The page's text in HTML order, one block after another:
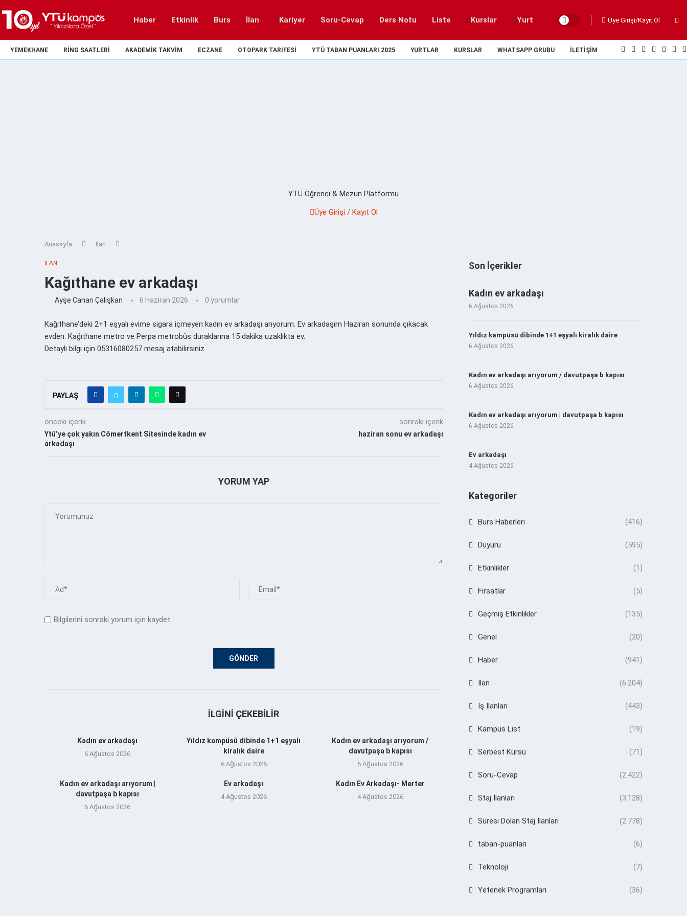
Haber Etkinlik Burs İlan Kariyer Soru-Cevap Ders Notu Liste Kurslar Yurt Üye Girişi/Kayıt Ol
YEMEKHANE RING SAATLERI AKADEMIK TAKVIM ECZANE OTOPARK TARIFESI YTÜ TABAN PUANLARI 2025 YURTLAR KURSLAR WHATSAPP GRUBU İLETIŞIM
YTÜ Öğrenci & Mezun Platformu
Üye Girişi / Kayıt Ol
Anasayfa İlan
İLAN
Kağıthane ev arkadaşı
Ayşe Canan Çalışkan 6 Haziran 2026 0 yorumlar
Kağıthane’deki 2+1 eşyalı evime sigara içmeyen kadın ev arkadaşı arıyorum. Ev arkadaşım Haziran sonunda çıkacak
evden. Kağıthane metro ve Perpa metrobüs duraklarına 15 dakika uzaklıkta ev.
Detaylı bilgi için 05316080257 mesaj atabilirsiniz.
PAYLAŞ
önceki içerik
Ytü’ye çok yakın Cömertkent Sitesinde kadın ev
arkadaşı
sonraki içerik
haziran sonu ev arkadaşı
YORUM YAP
Bilgilerini sonraki yorum için kaydet.
İLGINI ÇEKEBILIR
Kadın ev arkadaşı
6 Ağustos 2026
Yıldız kampüsü dibinde 1+1 eşyalı
kiralık daire
6 Ağustos 2026
Kadın ev arkadaşı arıyorum /
davutpaşa b kapısı
6 Ağustos 2026
Kadın ev arkadaşı arıyorum |
davutpaşa b kapısı
6 Ağustos 2026
Ev arkadaşı
4 Ağustos 2026
Kadın Ev Arkadaşı- Merter
4 Ağustos 2026
Son İçerikler
Kadın ev arkadaşı
6 Ağustos 2026
Yıldız kampüsü dibinde 1+1 eşyalı kiralık daire
6 Ağustos 2026
Kadın ev arkadaşı arıyorum / davutpaşa b kapısı
6 Ağustos 2026
Kadın ev arkadaşı arıyorum | davutpaşa b kapısı
6 Ağustos 2026
Ev arkadaşı
4 Ağustos 2026
Kategoriler
Burs Haberleri (416)
Duyuru (595)
Etkinlikler (1)
Fırsatlar (5)
Geçmiş Etkinlikler (135)
Genel (20)
Haber (941)
İlan (6.204)
İş İlanları (443)
Kampüs List (19)
Serbest Kürsü (71)
Soru-Cevap (2.422)
Staj İlanları (3.128)
Süresi Dolan Staj İlanları (2.778)
taban-puanlari (6)
Teknoloji (7)
Yetenek Programları (36)